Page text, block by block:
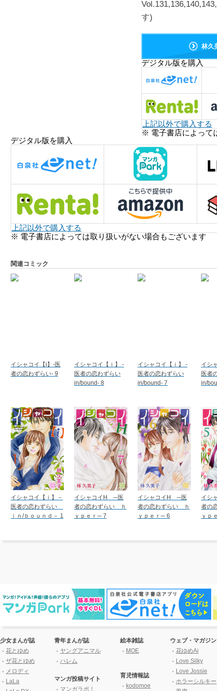
す)
林久
デジタル版を購入
上記以外で購入する
※ 電子書店によって
デジタル版を購入
上記以外で購入する
※ 電子書店によっては取り扱いがない場合もございます
関連コミック
イシャコイ【i】-医
者の恋わずらい- 9
イシャコイ【ｉ】 -
医者の恋わずらい
in/bound- 8
イシャコイ【ｉ】 -
医者の恋わずらい
in/bound- 7
イシ
医者
in/
イシャコイ【ｉ】－
医者の恋わずらい
ｉｎ/ｂｏｕｎｄ－ 1
イシャコイH ─医
者の恋わずらい ｈ
ｙｐｅｒ─ 7
イシャコイH ─医
者の恋わずらい ｈ
ｙｐｅｒ─ 6
イシ
者の
ｙｐ
少女まんが誌
花とゆめ
ザ花とゆめ
メロディ
LaLa
青年まんが誌
ヤングアニマル
ハレム
マンガ投稿サイト
マンガラボ！
絵本雑誌
MOE
育児情報誌
kodomoe
ウェブ・マガジン
花ゆめAi
Love Silky
Love Jossie
ホラーシルキー